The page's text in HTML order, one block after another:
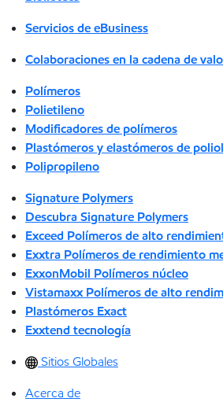
Servicios de eBusiness
Colaboraciones en la cadena de
Polímeros
Polietileno
Modificadores de polímeros
Plastómeros y elastómeros de
Polipropileno
Signature Polymers
Descubra Signature Polymers
Exceed Polímeros de alto
Exxtra Polímeros de rendimiento
ExxonMobil Polímeros núcleo
Vistamaxx Polímeros de alto
Plastómeros Exact
Exxtend tecnología
Sitios Globales
Acerca de